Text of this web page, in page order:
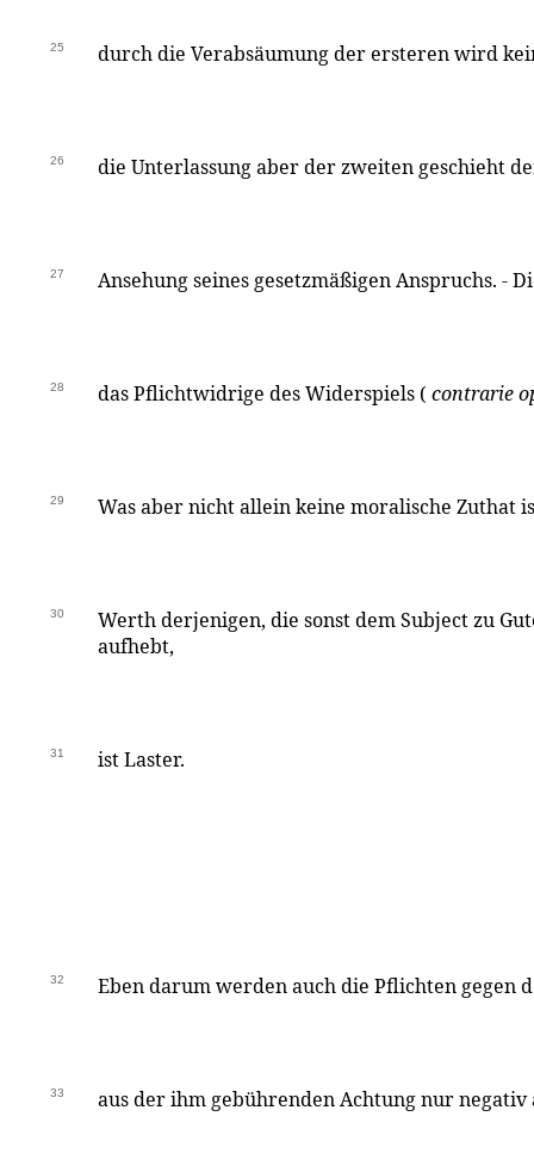
25 durch die Verabsäumung der ersteren wird
26 die Unterlassung aber der zweiten geschieht
27 Ansehung seines gesetzmäßigen Anspruchs. -
28 das Pflichtwidrige des Widerspiels ( contrarie
29 Was aber nicht allein keine moralische Zuthat
30
Werth derjenigen, die sonst dem Subject zu
aufhebt,
31 ist Laster.
32 Eben darum werden auch die Pflichten gegen
33 aus der ihm gebührenden Achtung nur negativ